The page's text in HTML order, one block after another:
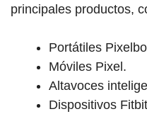
principales productos,
Portátiles
Móviles Pixel.
Altavoces
Dispositivos